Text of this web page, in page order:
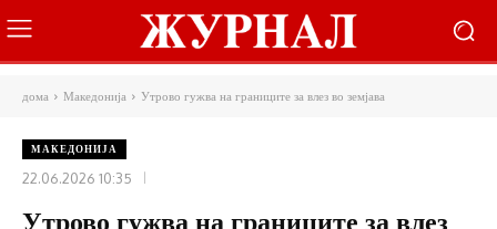
дома Македонија Утрово гужва на границите за влез во земјава
МАКЕДОНИЈА
22.06.2026 10:35
Утрово гужва на границите за влез